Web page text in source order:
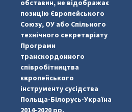
#PipIvanToday
обставин, не відображає
позицію Європейського
Союзу, ОУ або Спільного
технічного секретаріату
Програми
транскордонного
співробітництва
європейського
інструменту сусідства
Польща-Білорусь-Україна
2014-2020 рр.